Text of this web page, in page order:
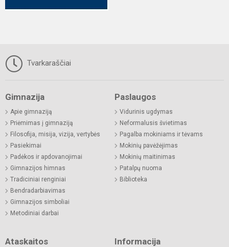
Tvarkaraščiai
Gimnazija
Apie gimnaziją
Priėmimas į gimnaziją
Filosofija, misija, vizija, vertybės
Pasiekimai
Padėkos ir apdovanojimai
Gimnazijos himnas
Tradiciniai renginiai
Bendradarbiavimas
Gimnazijos simboliai
Metodiniai darbai
Paslaugos
Vidurinis ugdymas
Neformalusis švietimas
Pagalba mokiniams ir tėvams
Mokinių pavėžėjimas
Mokinių maitinimas
Patalpų nuoma
Biblioteka
Ataskaitos Informacija